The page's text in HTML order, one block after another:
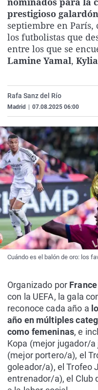
prestigioso
septiembre en París,
los futbolistas que
entre los que se
Lamine Yamal,
Rafa Sanz del Río
Madrid 07.08.2025 06:00
Cuándo es el balón de oro: los
Organizado por
con la UEFA, la gala
reconoce cada año a
año en múltiples
como femeninas, e
Kopa (mejor jugador/a
(mejor portero/a), el
goleador/a), el Trofeo
entrenador/a), el Club